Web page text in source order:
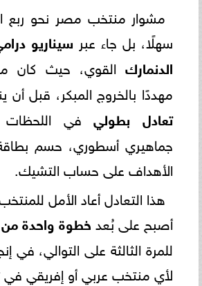
مشوار منتخب مصر نحو ربع
سهلًا، بل جاء عبر سيناريو
الدنمارك القوي، حيث كان
مهددًا بالخروج المبكر، قبل
تعادل بطوليفي اللحظات
جماهيري أسطوري، حسم بطاقة
الأهداف على حساب التشيك.
هذا التعادل أعاد الأمل
أصبح على بُعد خطوة واحدة من
للمرة الثالثة على التوالي، في
لأي منتخب عربي أو إفريقي في